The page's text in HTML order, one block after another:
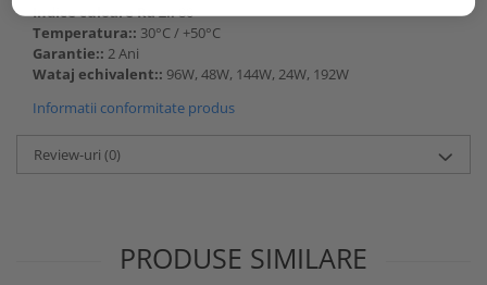
Indice culoare Ra ≥::80
Temperatura:: 30°C / +50°C
Garantie:: 2 Ani
Wataj echivalent:: 96W, 48W, 144W, 24W, 192W
Informatii conformitate produs
Review-uri (0)
PRODUSE SIMILARE